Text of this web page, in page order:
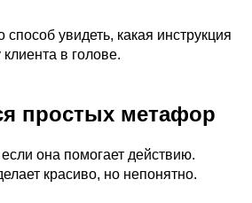
увидеть, какая инструкция
в голове.
простых метафор
она помогает действию.
красиво, но непонятно.